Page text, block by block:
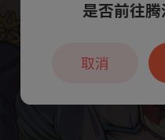
本章节仅支持
户
是否前往
取消